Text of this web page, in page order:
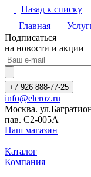
Назад к списку
Главная
Подписаться
на новости и акции
+7 926 888-77-25
info@eleroz.ru
Москва.
пав. C2-005A
Наш магазин
Каталог
Компания